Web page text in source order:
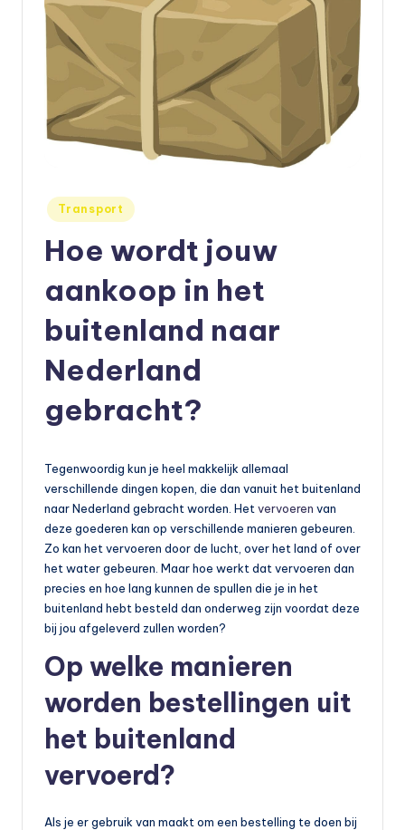
m
o
rr
d
Geplaatst
in
Transport
Hoe wordt jouw
aankoop in het
buitenland naar
Nederland
gebracht?
Tegenwoordig kun je heel makkelijk allemaal
verschillende dingen kopen, die dan vanuit het buitenland
naar Nederland gebracht worden. Het vervoeren van
deze goederen kan op verschillende manieren gebeuren.
Zo kan het vervoeren door de lucht, over het land of over
het water gebeuren. Maar hoe werkt dat vervoeren dan
precies en hoe lang kunnen de spullen die je in het
buitenland hebt besteld dan onderweg zijn voordat deze
bij jou afgeleverd zullen worden?
Op welke manieren
worden bestellingen uit
het buitenland
vervoerd?
Als je er gebruik van maakt om een bestelling te doen bij